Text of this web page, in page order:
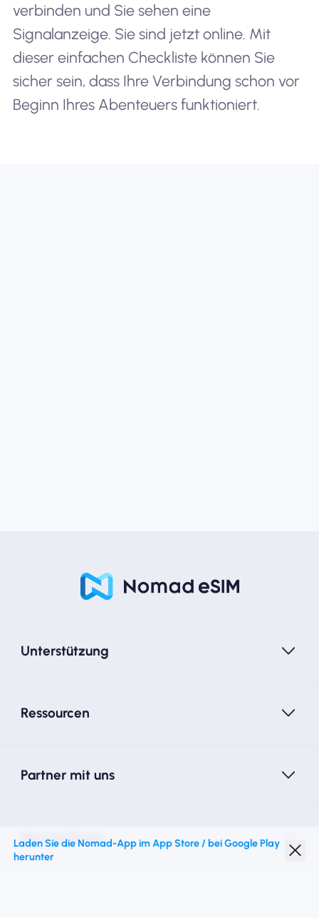
verbinden und Sie sehen eine
Signalanzeige. Sie sind jetzt online. Mit
dieser einfachen Checkliste können Sie
sicher sein, dass Ihre Verbindung schon vor
Beginn Ihres Abenteuers funktioniert.
Unterstützung
Ressourcen
Partner mit uns
Nomad Essim
Laden Sie die Nomad-App im App Store / bei Google Play
herunter